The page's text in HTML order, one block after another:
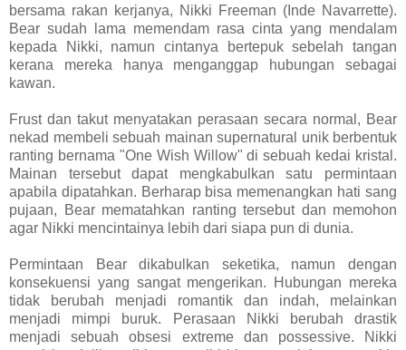
bersama rakan kerjanya, Nikki Freeman (Inde Navarrette).
Bear sudah lama memendam rasa cinta yang mendalam
kepada Nikki, namun cintanya bertepuk sebelah tangan
kerana mereka hanya menganggap hubungan sebagai
kawan.
Frust dan takut menyatakan perasaan secara normal, Bear
nekad membeli sebuah mainan supernatural unik berbentuk
ranting bernama "One Wish Willow" di sebuah kedai kristal.
Mainan tersebut dapat mengkabulkan satu permintaan
apabila dipatahkan. Berharap bisa memenangkan hati sang
pujaan, Bear mematahkan ranting tersebut dan memohon
agar Nikki mencintainya lebih dari siapa pun di dunia.
Permintaan Bear dikabulkan seketika, namun dengan
konsekuensi yang sangat mengerikan. Hubungan mereka
tidak berubah menjadi romantik dan indah, melainkan
menjadi mimpi buruk. Perasaan Nikki berubah drastik
menjadi sebuah obsesi extreme dan possessive. Nikki